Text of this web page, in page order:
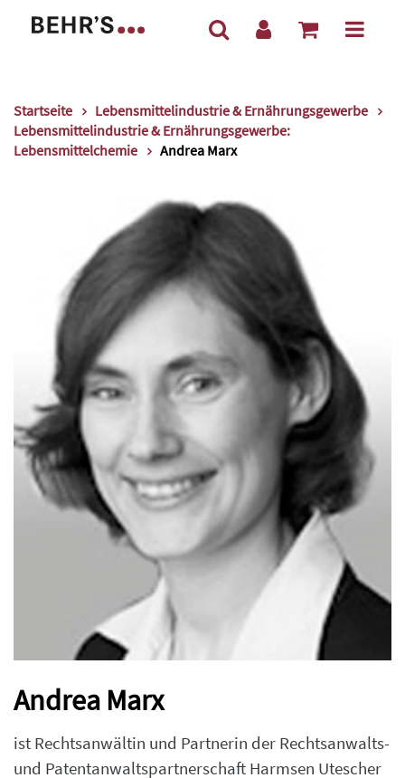
Startseite
Lebensmittelindustrie & Ernährungsgewerbe
Lebensmittelindustrie & Ernährungsgewerbe:
Lebensmittelchemie
Andrea Marx
Andrea Marx
ist Rechtsanwältin und Partnerin der Rechtsanwalts-
und Patentanwaltspartnerschaft Harmsen Utescher